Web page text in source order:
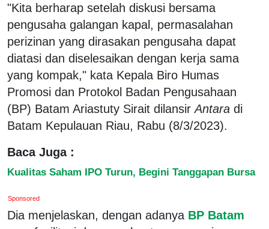
"Kita berharap setelah diskusi bersama
pengusaha galangan kapal, permasalahan
perizinan yang dirasakan pengusaha dapat
diatasi dan diselesaikan dengan kerja sama
yang kompak," kata Kepala Biro Humas
Promosi dan Protokol Badan Pengusahaan
(BP) Batam Ariastuty Sirait dilansirAntara di
Batam Kepulauan Riau, Rabu (8/3/2023).
Baca Juga :
Kualitas Saham IPO Turun, Begini Tanggapan Bursa
Sponsored
Dia menjelaskan, dengan adanya BP Batam